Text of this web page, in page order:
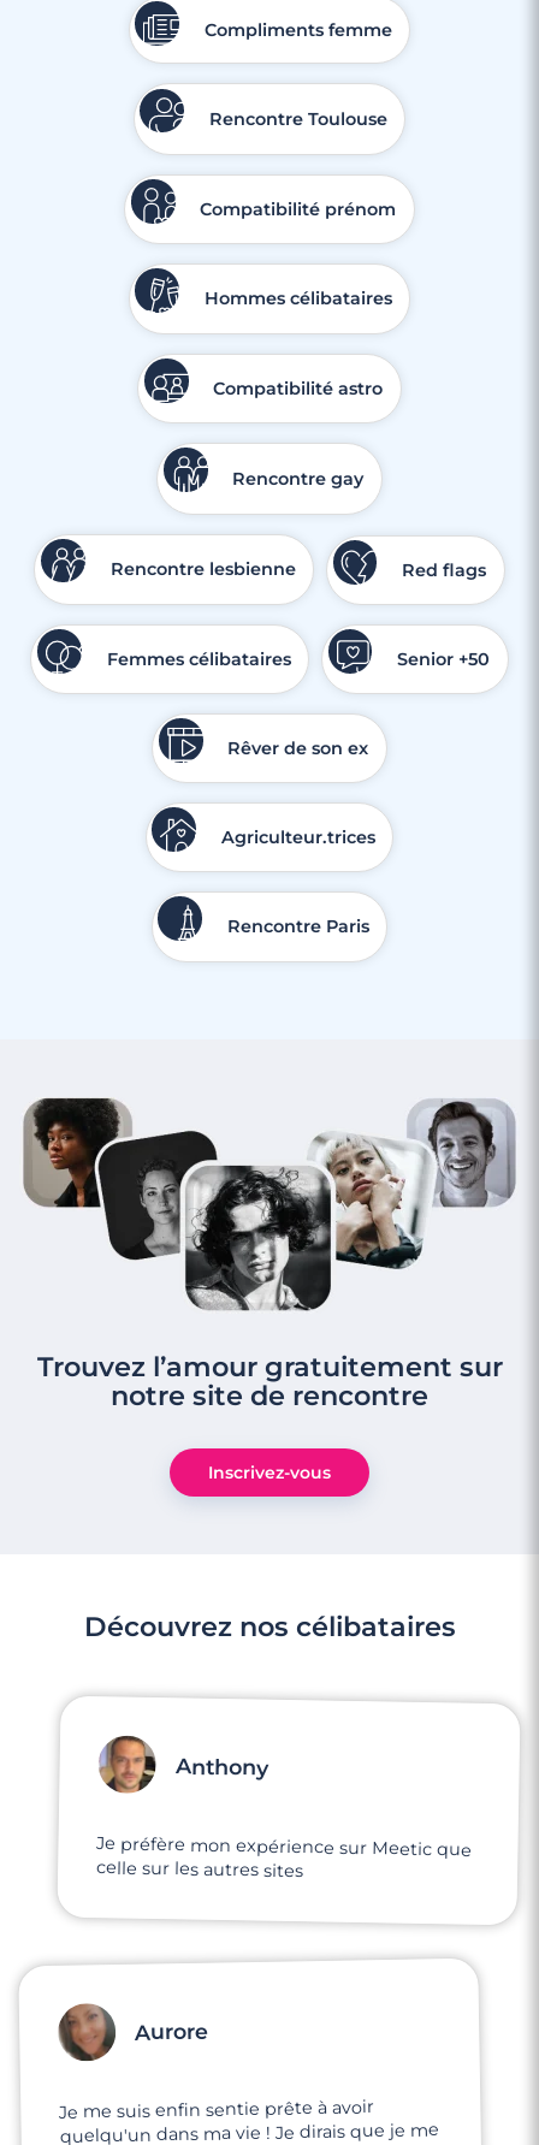
Compliments femme
Rencontre Toulouse
Compatibilité prénom
Hommes célibataires
Compatibilité astro
Rencontre gay
Rencontre lesbienne Red flags
Femmes célibataires Senior +50
Rêver de son ex
Agriculteur.trices
Rencontre Paris
Trouvez l’amour gratuitement sur
notre site de rencontre
Inscrivez-vous
Découvrez nos célibataires
Anthony
Je préfère mon expérience sur Meetic que
celle sur les autres sites
Aurore
Je me suis enfin sentie prête à avoir
quelqu'un dans ma vie ! Je dirais que je me